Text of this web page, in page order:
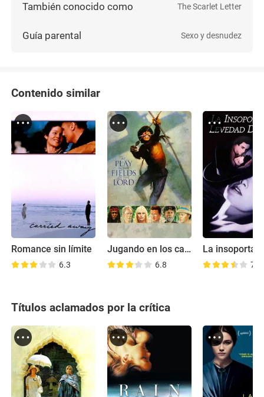
También conocido como The Scarlet Letter
Guía parental Sexo y desnudez
Contenido similar
Romance sin límite
6.3
Jugando en los campos del Señor
6.8 7.2
Títulos aclamados por la crítica